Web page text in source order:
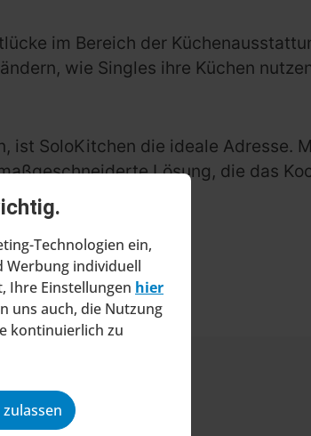
Technologien ein,
Werbung individuell
Ihre Einstellungen hier
uns auch, die Nutzung
kontinuierlich zu
zulassen
im Bereich der
wie Singles ihre Küchen
ist SoloKitchen die ideale Adresse.
Lösung, die das